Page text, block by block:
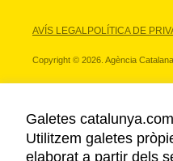
AVÍS LEGALPOLÍTICA DE
Copyright © 2026. Agència
ELS NOSTRES
Galetes catalunya.com
Utilitzem galetes
elaborat a partir dels